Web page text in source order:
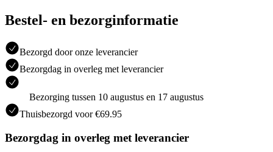
Bestel- en bezorginformatie
Bezorgd door onze leverancier
Bezorgdag in overleg met leverancier
Bezorging tussen 10 augustus en 17 augustus
Thuisbezorgd voor €69.95
Bezorgdag in overleg met leverancier